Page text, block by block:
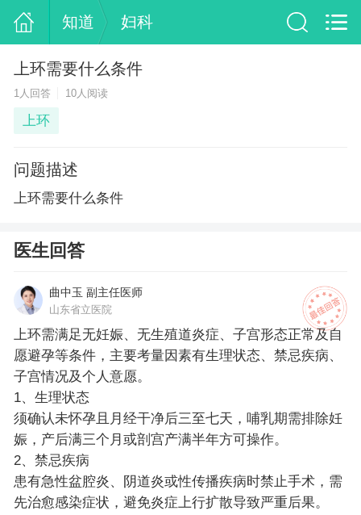
知道 妇科
上环需要什么条件
1人回答 10人阅读
上环
问题描述
上环需要什么条件
医生回答
曲中玉 副主任医师
山东省立医院
上环需满足无妊娠、无生殖道炎症、子宫形态正常及自
愿避孕等条件，主要考量因素有生理状态、禁忌疾病、
子宫情况及个人意愿。
1、生理状态
须确认未怀孕且月经干净后三至七天，哺乳期需排除妊
娠，产后满三个月或剖宫产满半年方可操作。
2、禁忌疾病
患有急性盆腔炎、阴道炎或性传播疾病时禁止手术，需
先治愈感染症状，避免炎症上行扩散导致严重后果。